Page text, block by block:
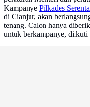
Kampanye Pilkades
di Cianjur, akan
tenang. Calon hanya
untuk berkampanye, diikuti